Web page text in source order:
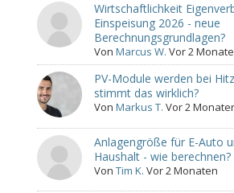
Wirtschaftlichkeit
Einspeisung 2026 - neue
Berechnungsgrundlagen?
VonMarcus W. Vor 2
PV-Module werden bei
stimmt das wirklich?
VonMarkus T. Vor 2
Anlagengröße für E-Auto
Haushalt - wie berechnen?
VonTim K. Vor 2 Monaten